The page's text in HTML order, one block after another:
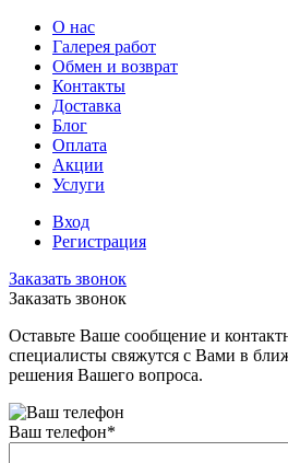
О нас
Галерея работ
Обмен и возврат
Контакты
Доставка
Блог
Оплата
Акции
Услуги
Вход
Регистрация
Заказать звонок
Заказать звонок
Оставьте Ваше сообщение и
специалисты свяжутся с Вами в
решения Вашего вопроса.
Ваш телефон*